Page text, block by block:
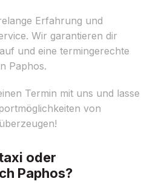
Erfahrung und
Wir garantieren dir
und eine termingerechte
Paphos.
Termin mit uns und lasse
von
oder
Paphos?